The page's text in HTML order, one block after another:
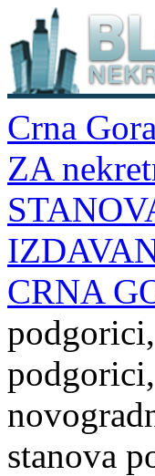
Crna
ZA
CRNA
stanova